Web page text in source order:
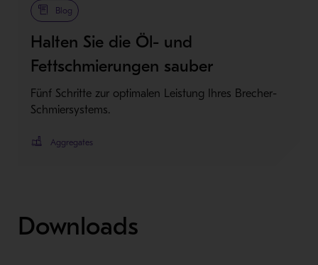
Blog
Halten Sie die Öl- und
Fettschmierungen sauber
Fünf Schritte zur optimalen Leistung Ihres Brecher-
Schmiersystems.
Aggregates
Downloads